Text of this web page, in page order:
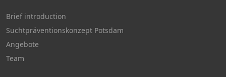
Brief introduction
Suchtpräventionskonzept Potsdam
Angebote
Team